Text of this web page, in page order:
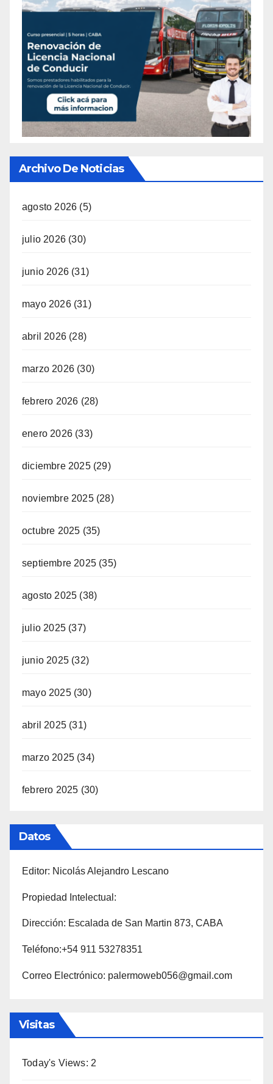
Archivo De Noticias
agosto 2026 (5)
julio 2026 (30)
junio 2026 (31)
mayo 2026(31)
abril 2026 (28)
marzo 2026 (30)
febrero 2026 (28)
enero 2026 (33)
diciembre 2025(29)
noviembre 2025(28)
octubre 2025 (35)
septiembre 2025 (35)
agosto 2025 (38)
julio 2025 (37)
junio 2025 (32)
mayo 2025(30)
abril 2025 (31)
marzo 2025 (34)
febrero 2025 (30)
Datos
Editor: Nicolás Alejandro Lescano
Propiedad Intelectual:
Dirección: Escalada de San Martin 873, CABA
Teléfono:+54 911 53278351
Correo Electrónico: palermoweb056@gmail.com
Visitas
Today's Views: 2